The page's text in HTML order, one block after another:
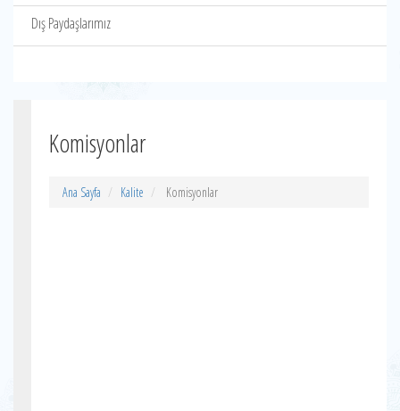
Dış Paydaşlarımız
Komisyonlar
Ana Sayfa Kalite Komisyonlar